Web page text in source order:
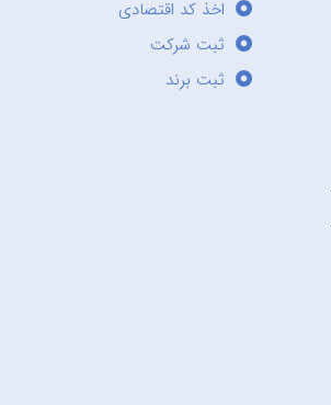
اخذ کد اقتصادی
ثبت شرکت
ثبت برند